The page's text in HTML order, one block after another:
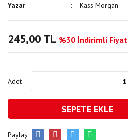
Yazar
Kass Morgan
245,00 TL %30 İndirimli Fiyat
Adet
SEPETE EKLE
Paylaş